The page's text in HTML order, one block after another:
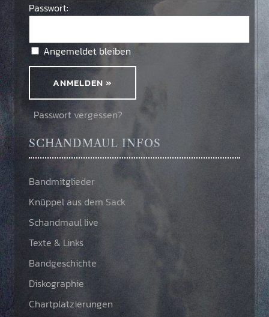
Passwort:
Angemeldet bleiben
Passwort vergessen?
SCHANDMAUL INFOS
Bandmitglieder
Knüppel aus dem Sack
Schandmaul live
Texte & Links
Bandgeschichte
Diskographie
Chartplatzierungen